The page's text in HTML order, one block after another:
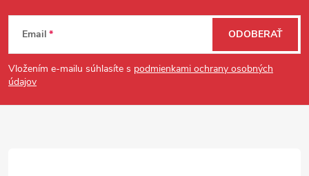
Zápätie
Email
Vložením e-mailu súhlasíte s podmienkami ochrany osobných
údajov
ODOBERAŤ